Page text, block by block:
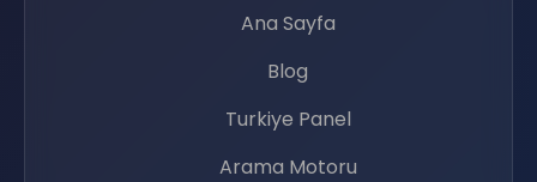
Ana Sayfa
Blog
Turkiye Panel
Arama Motoru